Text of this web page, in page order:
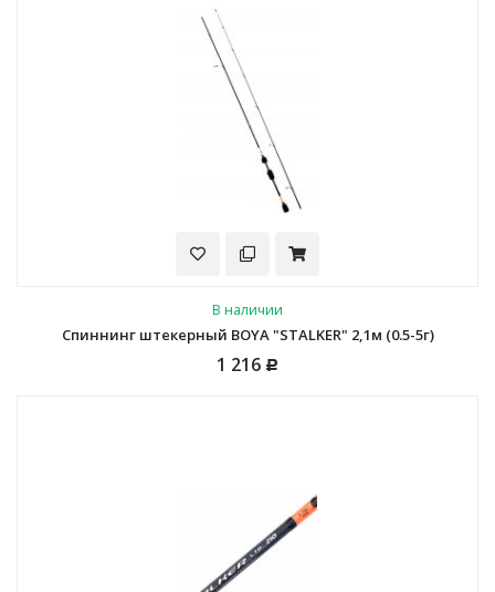
В наличии
Спиннинг штекерный BOYA "STALKER" 2,1м (0.5-5г)
1 216 Р